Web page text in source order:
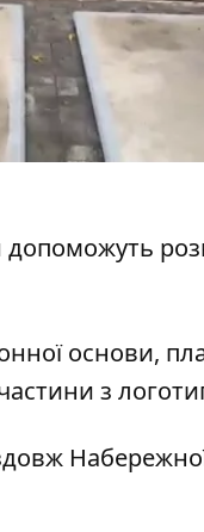
основи,
з